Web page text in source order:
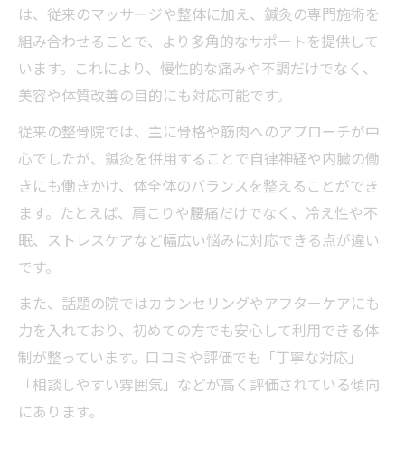
は、従来のマッサージや整体に加え、鍼灸の専門施術を
組み合わせることで、より多角的なサポートを提供して
います。これにより、慢性的な痛みや不調だけでなく、
美容や体質改善の目的にも対応可能です。
従来の整骨院では、主に骨格や筋肉へのアプローチが中
心でしたが、鍼灸を併用することで自律神経や内臓の働
きにも働きかけ、体全体のバランスを整えることができ
ます。たとえば、肩こりや腰痛だけでなく、冷え性や不
眠、ストレスケアなど幅広い悩みに対応できる点が違い
です。
また、話題の院ではカウンセリングやアフターケアにも
力を入れており、初めての方でも安心して利用できる体
制が整っています。口コミや評価でも「丁寧な対応」
「相談しやすい雰囲気」などが高く評価されている傾向
にあります。